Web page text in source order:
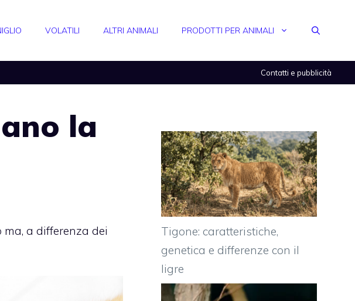
VOLATILI ALTRI ANIMALI PRODOTTI PER ANIMALI
Contatti e pubblicità
la
a differenza dei
Tigone: caratteristiche,
genetica e differenze con il
ligre